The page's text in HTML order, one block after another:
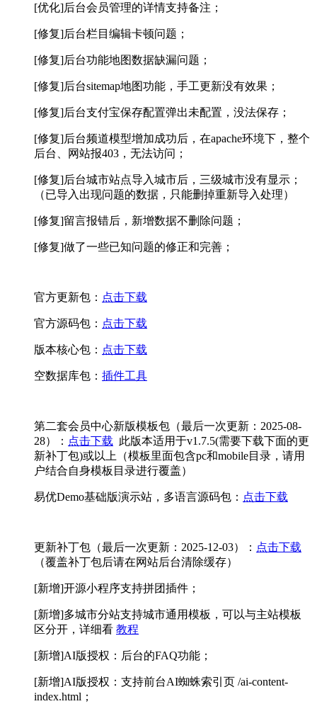
[优化]后台会员管理的详情支持备注；
[修复]后台栏目编辑卡顿问题；
[修复]后台功能地图数据缺漏问题；
[修复]后台sitemap地图功能，手工更新没有效果；
[修复]后台支付宝保存配置弹出未配置，没法保存；
[修复]后台频道模型增加成功后，在apache环境下，整个
后台、网站报403，无法访问；
[修复]后台城市站点导入城市后，三级城市没有显示；
（已导入出现问题的数据，只能删掉重新导入处理）
[修复]留言报错后，新增数据不删除问题；
[修复]做了一些已知问题的修正和完善；
官方更新包： 点击下载
官方源码包： 点击下载
版本核心包： 点击下载
空数据库包： 插件工具
第二套会员中心新版模板包（最后一次更新：2025-08-
28）： 点击下载 此版本适用于v1.7.5(需要下载下面的更
新补丁包)或以上（模板里面包含pc和mobile目录，请用
户结合自身模板目录进行覆盖）
易优Demo基础版演示站，多语言源码包： 点击下载
更新补丁包（最后一次更新：2025-12-03）： 点击下载
（覆盖补丁包后请在网站后台清除缓存）
[新增]开源小程序支持拼团插件；
[新增]多城市分站支持城市通用模板，可以与主站模板
区分开，详细看 教程
[新增]AI版授权：后台的FAQ功能；
[新增]AI版授权：支持前台AI蜘蛛索引页 /ai-content-
index.html；